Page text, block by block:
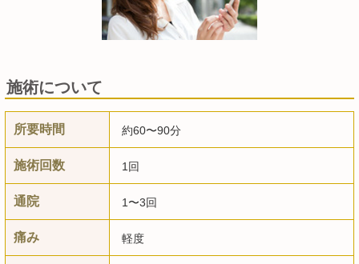
施術について
所要時間 約60〜90分
施術回数 1回
通院 1〜3回
痛み 軽度